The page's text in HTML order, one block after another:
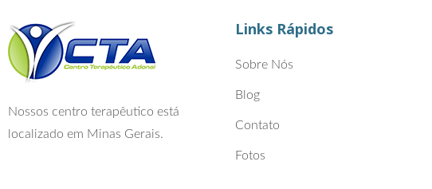
Nossos centro terapêutico está
localizado em Minas Gerais.
Links Rápidos
Sobre Nós
Blog
Contato
Fotos